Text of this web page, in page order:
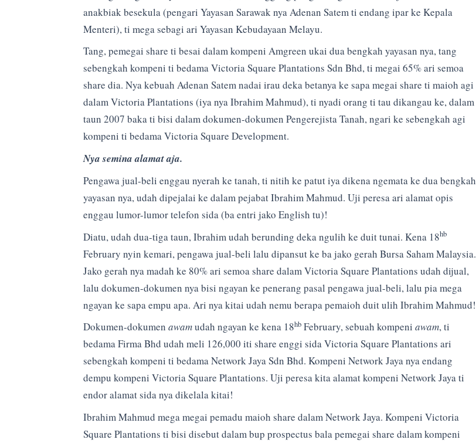
anakbiak besekula (pengari Yayasan Sarawak nya Adenan Satem ti endang ipar ke Kepala
Menteri), ti mega sebagi ari Yayasan Kebudayaan Melayu.
Tang, pemegai share ti besai dalam kompeni Amgreen ukai dua bengkah yayasan nya, tang
sebengkah kompeni ti bedama Victoria Square Plantations Sdn Bhd, ti megai 65% ari semoa
share dia. Nya kebuah Adenan Satem nadai irau deka betanya ke sapa megai share ti maioh agi
dalam Victoria Plantations (iya nya Ibrahim Mahmud), ti nyadi orang ti tau dikangau ke, dalam
taun 2007 baka ti bisi dalam dokumen-dokumen Pengerejista Tanah, ngari ke sebengkah agi
kompeni ti bedama Victoria Square Development.
Nya semina alamat aja.
Pengawa jual-beli enggau nyerah ke tanah, ti nitih ke patut iya dikena ngemata ke dua bengkah
yayasan nya, udah dipejalai ke dalam pejabat Ibrahim Mahmud. Uji peresa ari alamat opis
enggau lumor-lumor telefon sida (ba entri jako English tu)!
Diatu, udah dua-tiga taun, Ibrahim udah berunding deka ngulih ke duit tunai. Kena 18hb
February nyin kemari, pengawa jual-beli lalu dipansut ke ba jako gerah Bursa Saham Malaysia.
Jako gerah nya madah ke 80% ari semoa share dalam Victoria Square Plantations udah dijual,
lalu dokumen-dokumen nya bisi ngayan ke penerang pasal pengawa jual-beli, lalu pia mega
ngayan ke sapa empu apa. Ari nya kitai udah nemu berapa pemaioh duit ulih Ibrahim Mahmud!
Dokumen-dokumen awamudah ngayan ke kena 18hb February, sebuah kompeni awam, ti
bedama Firma Bhd udah meli 126,000 iti share enggi sida Victoria Square Plantations ari
sebengkah kompeni ti bedama Network Jaya Sdn Bhd. Kompeni Network Jaya nya endang
dempu kompeni Victoria Square Plantations. Uji peresa kita alamat kompeni Network Jaya ti
endor alamat sida nya dikelala kitai!
Ibrahim Mahmud mega megai pemadu maioh share dalam Network Jaya. Kompeni Victoria
Square Plantations ti bisi disebut dalam bup prospectus bala pemegai share dalam kompeni